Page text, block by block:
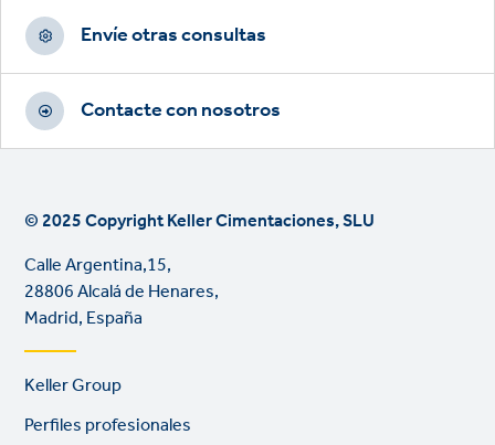
Envíe otras consultas
Contacte con nosotros
© 2025 Copyright Keller Cimentaciones, SLU
Calle Argentina,15,
28806 Alcalá de Henares,
Madrid, España
Footer
Keller Group
Perfiles profesionales